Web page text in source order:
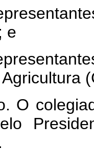
e
O